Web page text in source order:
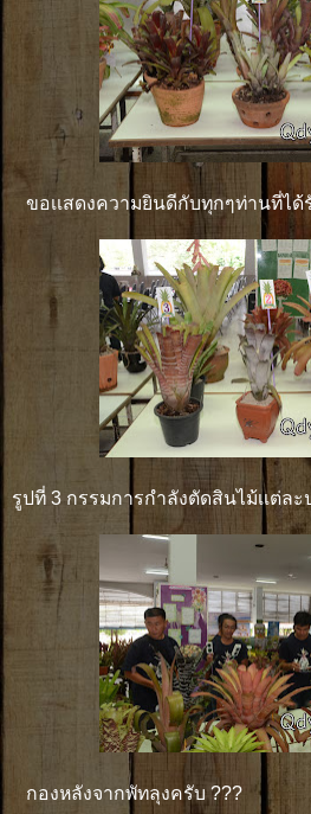
ขอเเสดงความยินดีกับทุกๆท่านที่ได้
รูปที่ 3 กรรมการกำลังตัดสินไม้เเต่ละ
กองหลังจากพัทลุงครับ ???